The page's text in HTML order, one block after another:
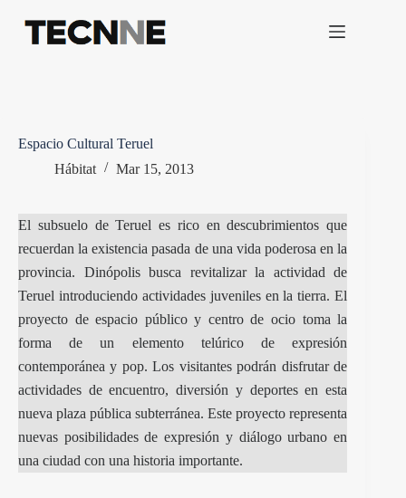
contenido
Espacio Cultural Teruel
Hábitat
Mar 15, 2013
El subsuelo de Teruel es rico en descubrimientos que
recuerdan la existencia pasada de una vida poderosa en la
provincia. Dinópolis busca revitalizar la actividad de
Teruel introduciendo actividades juveniles en la tierra. El
proyecto de espacio público y centro de ocio toma la
forma de un elemento telúrico de expresión
contemporánea y pop. Los visitantes podrán disfrutar de
actividades de encuentro, diversión y deportes en esta
nueva plaza pública subterránea. Este proyecto representa
nuevas posibilidades de expresión y diálogo urbano en
una ciudad con una historia importante.